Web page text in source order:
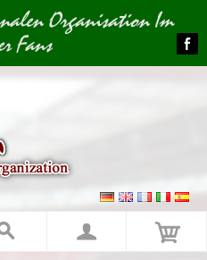
Organisation Im
Fans